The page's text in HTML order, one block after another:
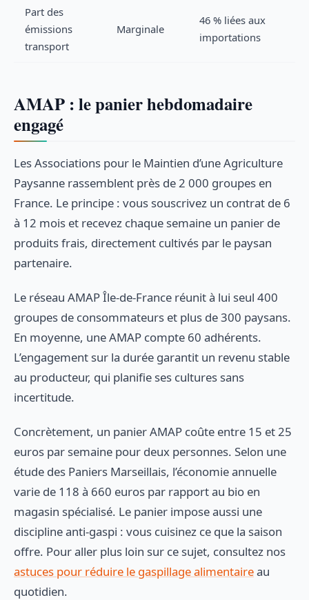
Part des
émissions
transport
Marginale
46 % liées aux
importations
AMAP : le panier hebdomadaire
engagé
Les Associations pour le Maintien d’une Agriculture
Paysanne rassemblent près de 2 000 groupes en
France. Le principe : vous souscrivez un contrat de 6
à 12 mois et recevez chaque semaine un panier de
produits frais, directement cultivés par le paysan
partenaire.
Le réseau AMAP Île-de-France réunit à lui seul 400
groupes de consommateurs et plus de 300 paysans.
En moyenne, une AMAP compte 60 adhérents.
L’engagement sur la durée garantit un revenu stable
au producteur, qui planifie ses cultures sans
incertitude.
Concrètement, un panier AMAP coûte entre 15 et 25
euros par semaine pour deux personnes. Selon une
étude des Paniers Marseillais, l’économie annuelle
varie de 118 à 660 euros par rapport au bio en
magasin spécialisé. Le panier impose aussi une
discipline anti-gaspi : vous cuisinez ce que la saison
offre. Pour aller plus loin sur ce sujet, consultez nos
astuces pour réduire le gaspillage alimentaireau
quotidien.